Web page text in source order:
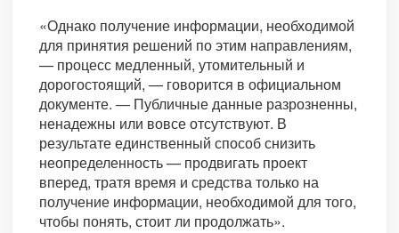
«Однако получение информации, необходимой
для принятия решений по этим направлениям,
— процесс медленный, утомительный и
дорогостоящий, — говорится в официальном
документе. — Публичные данные разрозненны,
ненадежны или вовсе отсутствуют. В
результате единственный способ снизить
неопределенность — продвигать проект
вперед, тратя время и средства только на
получение информации, необходимой для того,
чтобы понять, стоит ли продолжать».